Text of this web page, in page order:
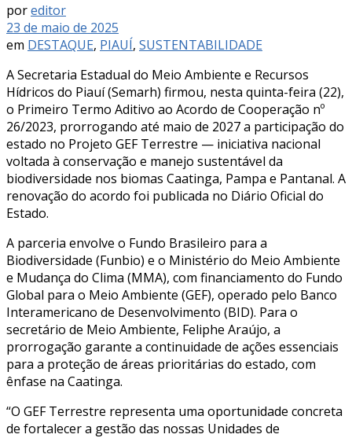
poreditor
23 de maio de 2025
em DESTAQUE, PIAUÍ, SUSTENTABILIDADE
A Secretaria Estadual do Meio Ambiente e Recursos
Hídricos do Piauí (Semarh) firmou, nesta quinta-feira (22),
o Primeiro Termo Aditivo ao Acordo de Cooperação nº
26/2023, prorrogando até maio de 2027 a participação do
estado no Projeto GEF Terrestre — iniciativa nacional
voltada à conservação e manejo sustentável da
biodiversidade nos biomas Caatinga, Pampa e Pantanal. A
renovação do acordo foi publicada no Diário Oficial do
Estado.
A parceria envolve o Fundo Brasileiro para a
Biodiversidade (Funbio) e o Ministério do Meio Ambiente
e Mudança do Clima (MMA), com financiamento do Fundo
Global para o Meio Ambiente (GEF), operado pelo Banco
Interamericano de Desenvolvimento (BID). Para o
secretário de Meio Ambiente, Feliphe Araújo, a
prorrogação garante a continuidade de ações essenciais
para a proteção de áreas prioritárias do estado, com
ênfase na Caatinga.
“O GEF Terrestre representa uma oportunidade concreta
de fortalecer a gestão das nossas Unidades de